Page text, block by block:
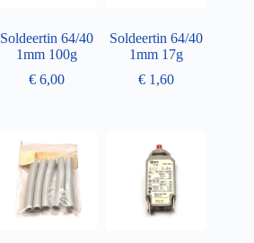
Soldeertin 64/40
1mm 100g
€ 6,00
Soldeertin 64/40
1mm 17g
€1,60